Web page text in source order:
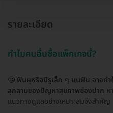
รายละเอียด
ทำไมคนอื่นซื้อแพ็กเกจนี้?
😬 ฟันผุหรือมีรูเล็ก ๆ บนฟัน อาจทำ
ลุกลามของปัญหาสุขภาพช่องปาก ห
แนวทางดูแลอย่างเหมาะสมจึงสำคัญ